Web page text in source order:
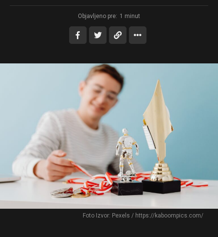
Objavljeno pre: 1 minut
Foto Izvor: Pexels / https://kaboompics.com/